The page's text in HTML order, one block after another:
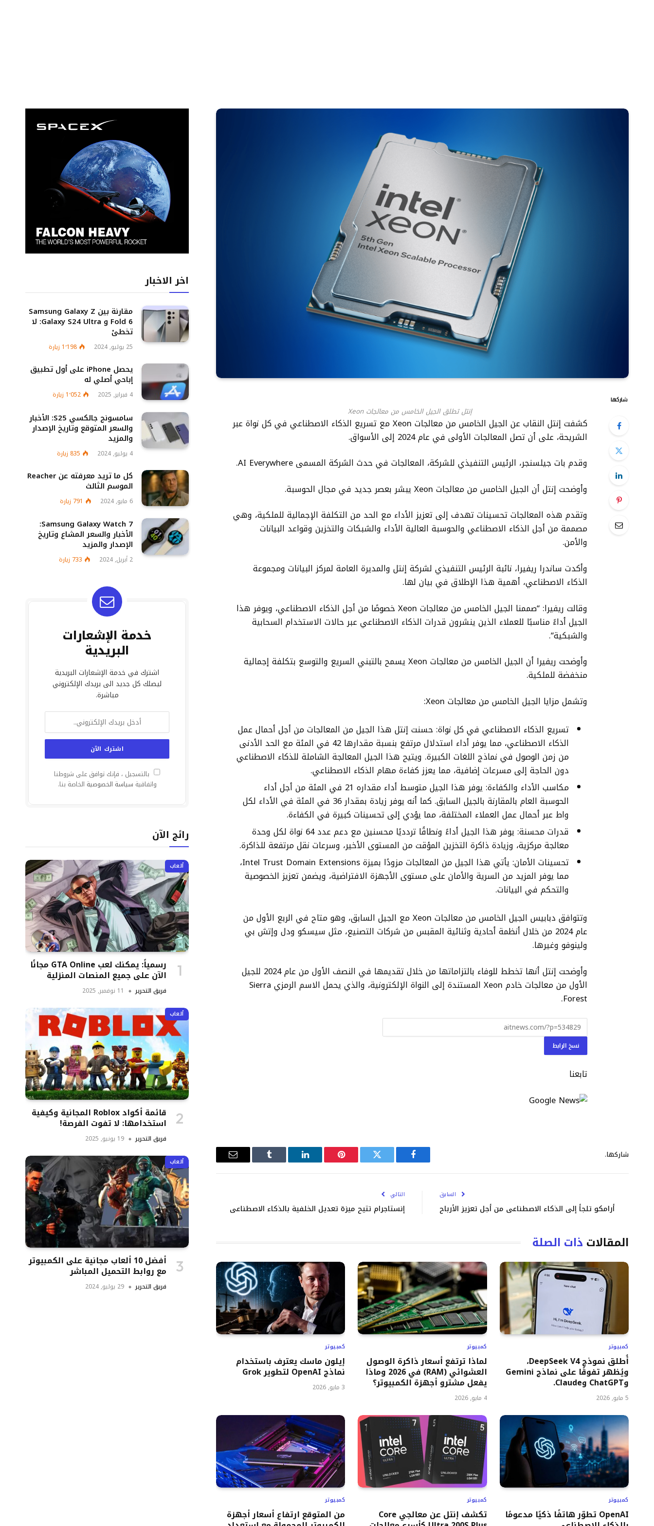
شاركها
إنتل تطلق الجيل الخامس من معالجات Xeon
كشفت إنتل النقاب عن الجيل الخامس من معالجات Xeon مع تسريع الذكاء الاصطناعي في كل نواة عبر
الشريحة، على أن تصل المعالجات الأولى في عام 2024 إلى الأسواق.
وقدم بات جيلسنجر، الرئيس التنفيذي للشركة، المعالجات في حدث الشركة المسمى AI Everywhere.
وأوضحت إنتل أن الجيل الخامس من معالجات Xeon يبشر بعصر جديد في مجال الحوسبة.
وتقدم هذه المعالجات تحسينات تهدف إلى تعزيز الأداء مع الحد من التكلفة الإجمالية للملكية، وهي
مصممة من أجل الذكاء الاصطناعي والحوسبة العالية الأداء والشبكات والتخزين وقواعد البيانات
والأمن.
وأكدت ساندرا ريفيرا، نائبة الرئيس التنفيذي لشركة إنتل والمديرة العامة لمركز البيانات ومجموعة
الذكاء الاصطناعي، أهمية هذا الإطلاق في بيان لها.
وقالت ريفيرا: “صممنا الجيل الخامس من معالجات Xeon خصوصًا من أجل الذكاء الاصطناعي، ويوفر هذا
الجيل أداءً مناسبًا للعملاء الذين ينشرون قدرات الذكاء الاصطناعي عبر حالات الاستخدام السحابية
والشبكية”.
وأوضحت ريفيرا أن الجيل الخامس من معالجات Xeon يسمح بالتبني السريع والتوسع بتكلفة إجمالية
منخفضة للملكية.
وتشمل مزايا الجيل الخامس من معالجات Xeon:
تسريع الذكاء الاصطناعي في كل نواة: حسنت إنتل هذا الجيل من المعالجات من أجل أحمال عمل
الذكاء الاصطناعي، مما يوفر أداء استدلال مرتفع بنسبة مقدارها 42 في المئة مع الحد الأدنى
من زمن الوصول في نماذج اللغات الكبيرة. ويتيح هذا الجيل المعالجة الشاملة للذكاء الاصطناعي
دون الحاجة إلى مسرعات إضافية، مما يعزز كفاءة مهام الذكاء الاصطناعي.
مكاسب الأداء والكفاءة: يوفر هذا الجيل متوسط أداء مقداره 21 في المئة من أجل أداء
الحوسبة العام بالمقارنة بالجيل السابق. كما أنه يوفر زيادة بمقدار 36 في المئة في الأداء لكل
واط عبر أحمال عمل العملاء المختلفة، مما يؤدي إلى تحسينات كبيرة في الكفاءة.
قدرات محسنة: يوفر هذا الجيل أداءً ونطاقًا تردديًا محسنين مع دعم عدد 64 نواة لكل وحدة
معالجة مركزية، وزيادة ذاكرة التخزين المؤقت من المستوى الأخير، وسرعات نقل مرتفعة للذاكرة.
تحسينات الأمان: يأتي هذا الجيل من المعالجات مزودًا بميزة Intel Trust Domain Extensions،
مما يوفر المزيد من السرية والأمان على مستوى الأجهزة الافتراضية، ويضمن تعزيز الخصوصية
والتحكم في البيانات.
وتتوافق دبابيس الجيل الخامس من معالجات Xeon مع الجيل السابق، وهو متاح في الربع الأول من
عام 2024 من خلال أنظمة أحادية وثنائية المقبس من شركات التصنيع، مثل سيسكو ودل وإتش بي
ولينوفو وغيرها.
وأوضحت إنتل أنها تخطط للوفاء بالتزاماتها من خلال تقديمها في النصف الأول من عام 2024 للجيل
الأول من معالجات خادم Xeon المستندة إلى النواة الإلكترونية، والذي يحمل الاسم الرمزي Sierra
Forest.
نسخ الرابط
تابعنا
شاركها. فيسبوك تويتر بينتيريستلينكدإن Tumblr البريد
السابق
أرامكو تلجأ إلى الذكاء الاصطناعي من أجل تعزيز الأرباح
التالي
إنستاجرام تتيح ميزة تعديل الخلفية بالذكاء الاصطناعي
المقالات ذات الصلة
كمبيوتر
أُطلق نموذج DeepSeek V4،
ويُظهر تفوقًا على نماذج Gemini
وChatGPT وClaude.
5 مايو, 2026
كمبيوتر
لماذا ترتفع أسعار ذاكرة الوصول
العشوائي (RAM) في 2026 وماذا
يفعل مشترو أجهزة الكمبيوتر؟
4 مايو, 2026
كمبيوتر
إيلون ماسك يعترف باستخدام
نماذج OpenAI لتطوير Grok
3 مايو, 2026
كمبيوتر
OpenAI تطوّر هاتفًا ذكيًا مدعومًا
كمبيوتر
تكشف إنتل عن معالجي Core
كمبيوتر
من المتوقع ارتفاع أسعار أجهزة
اخر الاخبار
مقارنة بين Samsung Galaxy Z
Fold 6 و Galaxy S24 Ultra: لا
تخطئ
25 يوليو, 2024 1٬198 زيارة
يحصل iPhone على أول تطبيق
إباحي أصلي له
4 فبراير, 2025 1٬052 زيارة
سامسونج جالكسي S25: الأخبار
والسعر المتوقع وتاريخ الإصدار
والمزيد
4 يوليو, 2024 835 زيارة
كل ما تريد معرفته عن Reacher
الموسم الثالث
6 مايو, 2024 791 زيارة
Samsung Galaxy Watch 7:
الأخبار والسعر المشاع وتاريخ
الإصدار والمزيد
2 أبريل, 2024 733 زيارة
خدمة الإشعارات
البريدية
اشترك في خدمة الإشعارات البريدية
ليصلك كل جديد الى بريدك الإلكتروني
مباشرة.
بالتسجيل ، فإنك توافق على شروطنا
واتفاقية سياسة الخصوصية الخاصة بنا.
رائج الآن
ألعاب
رسمياً: يمكنك لعب GTA Online مجانًا
الآن على جميع المنصات المنزلية
فريق التحرير 11 نوفمبر, 2025
ألعاب
قائمة أكواد Roblox المجانية وكيفية
استخدامها: لا تفوت الفرصة!
فريق التحرير 19 يونيو, 2025
ألعاب
أفضل 10 ألعاب مجانية على الكمبيوتر
مع روابط التحميل المباشر
فريق التحرير 29 يوليو, 2024